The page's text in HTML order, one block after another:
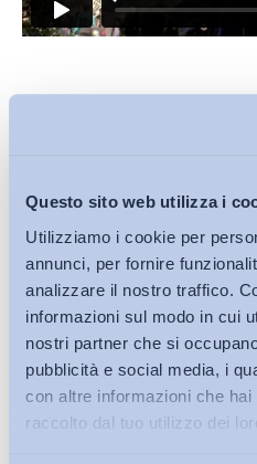
Questo sito web utilizza i
Utilizziamo i cookie per
annunci, per fornire
analizzare il nostro traffico.
informazioni sul modo in cui
nostri partner che si
pubblicità e social media, i
con altre informazioni che
raccolto dal tuo utilizzo dei
Iscriviti alla